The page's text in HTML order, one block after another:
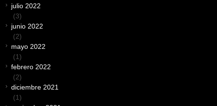
julio 2022
(3)
junio 2022
(2)
mayo 2022
(1)
febrero 2022
(2)
diciembre 2021
(1)